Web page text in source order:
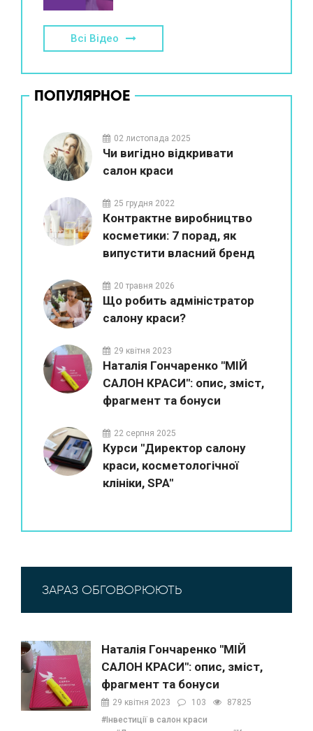
Всі Відео
ПОПУЛЯРНОЕ
02 листопада 2025
Чи вигідно відкривати
салон краси
25 грудня 2022
Контрактне виробництво
косметики: 7 порад, як
випустити власний бренд
20 травня 2026
Що робить адміністратор
салону краси?
29 квітня 2023
Наталія Гончаренко "МІЙ
САЛОН КРАСИ": опис, зміст,
фрагмент та бонуси
22 серпня 2025
Курси "Директор салону
краси, косметологічної
клініки, SPA"
ЗАРАЗ ОБГОВОРЮЮТЬ
Наталія Гончаренко "МІЙ
САЛОН КРАСИ": опис, зміст,
фрагмент та бонуси
29 квітня 2023 103
87825
#Інвестиції в салон краси